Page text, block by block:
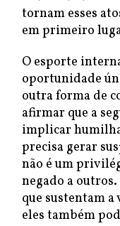
tornam esses
em primeiro
O esporte
oportunidade
outra forma de
afirmar que a
implicar
precisa gerar
não é um
negado a
que sustentam
eles também